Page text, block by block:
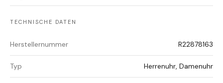
TECHNISCHE DATEN
Herstellernummer R22878163
Typ Herrenuhr, Damenuhr